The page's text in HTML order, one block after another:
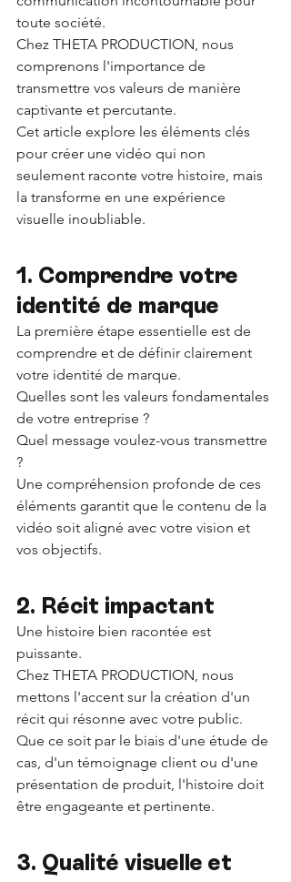
toute société.
Chez THETA PRODUCTION, nous
comprenons l'importance de
transmettre vos valeurs de manière
captivante et percutante.
Cet article explore les éléments clés
pour créer une vidéo qui non
seulement raconte votre histoire, mais
la transforme en une expérience
visuelle inoubliable.
1. Comprendre votre
identité de marque
La première étape essentielle est de
comprendre et de définir clairement
votre identité de marque.
Quelles sont les valeurs fondamentales
de votre entreprise ?
Quel message voulez-vous transmettre
?
Une compréhension profonde de ces
éléments garantit que le contenu de la
vidéo soit aligné avec votre vision et
vos objectifs.
2. Récit impactant
Une histoire bien racontée est
puissante.
Chez THETA PRODUCTION, nous
mettons l'accent sur la création d'un
récit qui résonne avec votre public.
Que ce soit par le biais d'une étude de
cas, d'un témoignage client ou d'une
présentation de produit, l'histoire doit
être engageante et pertinente.
3. Qualité visuelle et